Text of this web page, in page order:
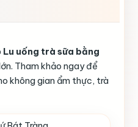
Lu uống trà sữa bằng
Tham khảo ngay để
không gian ẩm thực, trà